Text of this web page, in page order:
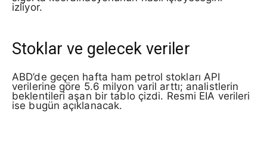
izliyor.
Stoklar ve gelecek veriler
ABD’de geçen hafta ham petrol stokları API
verilerine göre 5.6 milyon varil arttı; analistlerin
beklentileri aşan bir tablo çizdi. Resmi EIA verileri
ise bugün açıklanacak.